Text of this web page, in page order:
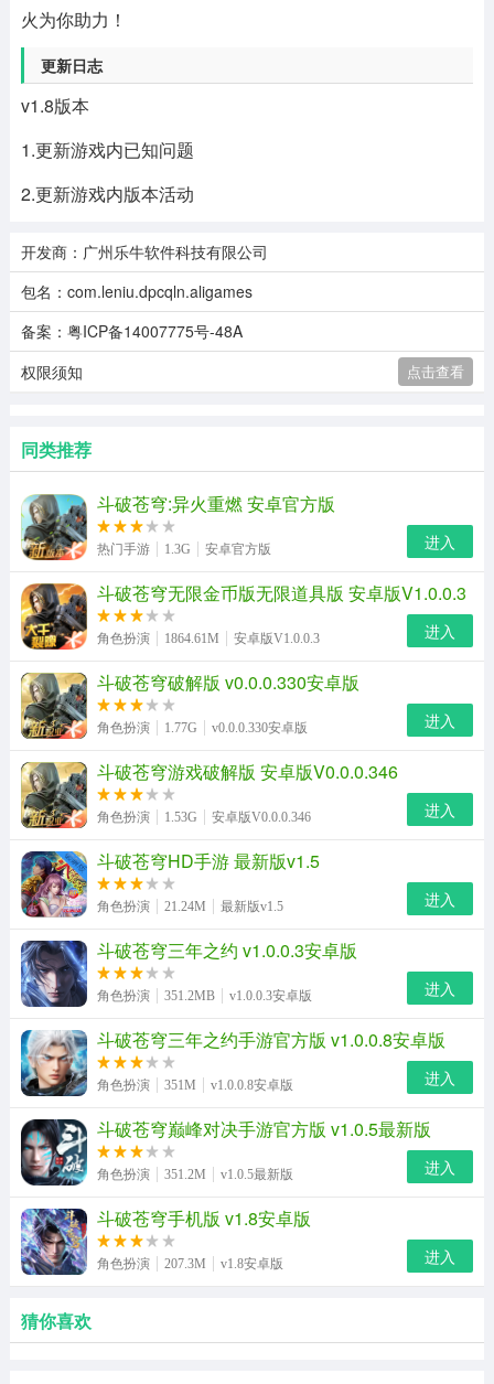
火为你助力！
更新日志
v1.8版本
1.更新游戏内已知问题
2.更新游戏内版本活动
开发商：广州乐牛软件科技有限公司
包名：com.leniu.dpcqln.aligames
备案：粤ICP备14007775号-48A
权限须知
点击查看
同类推荐
斗破苍穹:异火重燃 安卓官方版
热门手游 1.3G 安卓官方版 进入
斗破苍穹无限金币版无限道具版 安卓版V1.0.0.3
角色扮演 1864.61M 安卓版V1.0.0.3 进入
斗破苍穹破解版 v0.0.0.330安卓版
角色扮演 1.77G v0.0.0.330安卓版 进入
斗破苍穹游戏破解版 安卓版V0.0.0.346
角色扮演 1.53G 安卓版V0.0.0.346 进入
斗破苍穹HD手游 最新版v1.5
角色扮演 21.24M 最新版v1.5 进入
斗破苍穹三年之约 v1.0.0.3安卓版
角色扮演 351.2MB v1.0.0.3安卓版 进入
斗破苍穹三年之约手游官方版 v1.0.0.8安卓版
角色扮演 351M v1.0.0.8安卓版 进入
斗破苍穹巅峰对决手游官方版 v1.0.5最新版
角色扮演 351.2M v1.0.5最新版 进入
斗破苍穹手机版 v1.8安卓版
角色扮演 207.3M v1.8安卓版 进入
猜你喜欢